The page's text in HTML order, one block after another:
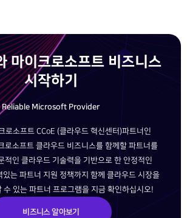
마이크로소프트 비즈니스
시작하기
Reliable Microsoft Provider
로소프트 CCoE (클라우드 혁신센터)파트너인
로소프트 클라우드 비즈니스를 함께할 파트너를
적인 클라우드 기술력을 기반으로 한 안정적인
있는 파트너 지원 정책까지 함께 클라우드 시장을
수 있는 파트너 프로그램을 지금 확인하십시오!
비즈니스 알아보기